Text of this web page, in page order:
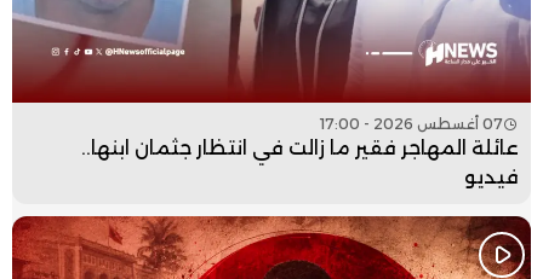
07 أغسطس 2026 - 17:00
عائلة المهاجر فقير ما زالت في انتظار جثمان ابنها..
فيديو